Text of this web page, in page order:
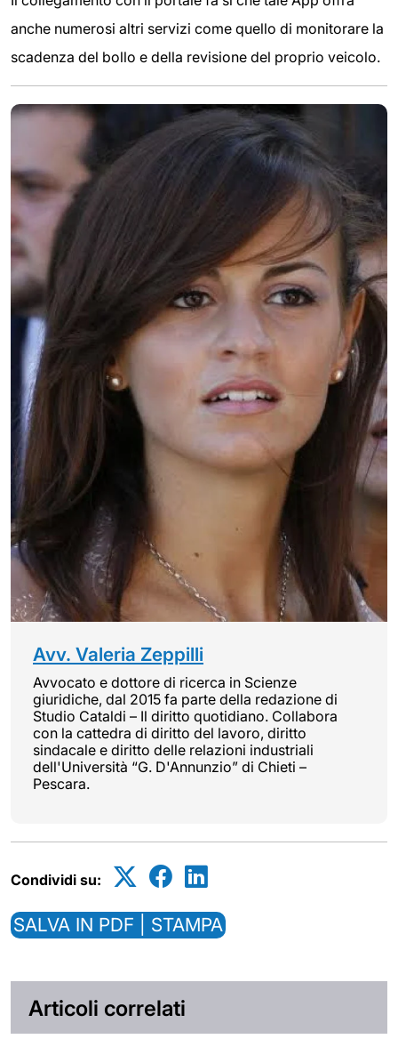
anche numerosi altri servizi come quello di monitorare la
scadenza del bollo e della revisione del proprio veicolo.
Avv. Valeria Zeppilli
Avvocato e dottore di ricerca in Scienze
giuridiche, dal 2015 fa parte della redazione di
Studio Cataldi – Il diritto quotidiano. Collabora
con la cattedra di diritto del lavoro, diritto
sindacale e diritto delle relazioni industriali
dell'Università “G. D'Annunzio” di Chieti –
Pescara.
Condividi su:
SALVA IN PDF | STAMPA
Articoli correlati